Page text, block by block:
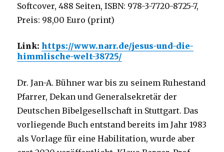
Softcover, 488 Seiten, ISBN: 978-3-7720-8725-7,
Preis: 98,00 Euro (print)
Link:https://www.narr.de/jesus-und-die-
himmlische-welt-38725/
Dr. Jan-A. Bühner war bis zu seinem Ruhestand
Pfarrer, Dekan und Generalsekretär der
Deutschen Bibelgesellschaft in Stuttgart. Das
vorliegende Buch entstand bereits im Jahr 1983
als Vorlage für eine Habilitation, wurde aber